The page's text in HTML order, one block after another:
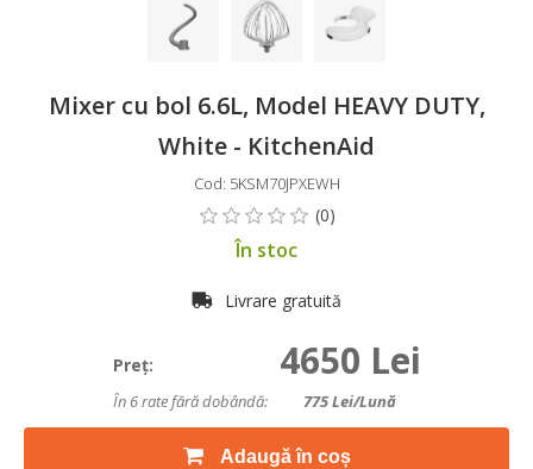
Mixer cu bol 6.6L, Model HEAVY DUTY,
White - KitchenAid
Cod: 5KSM70JPXEWH
În stoc
Livrare gratuită
Preţ: 4650 Lei
În 6 rate fără dobândă: 775Lei/lună
Adaugă în coș